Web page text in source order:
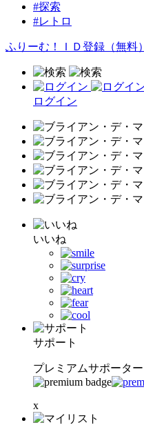
#探索
#レトロ
ふりーむ！ＩＤ登録（無料）
ログイン
いいね
サポート
プレミアムサポーター
x